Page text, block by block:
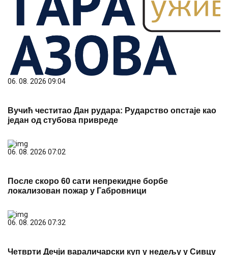
Вучић честитао Дан рудара: Рударство опстаје као
један од стубова привреде
06. 08. 2026 07:02
После скоро 60 сати непрекидне борбе
локализован пожар у Габровници
06. 08. 2026 07:32
Четврти Дечји вараличарски куп у недељу у Сивцу